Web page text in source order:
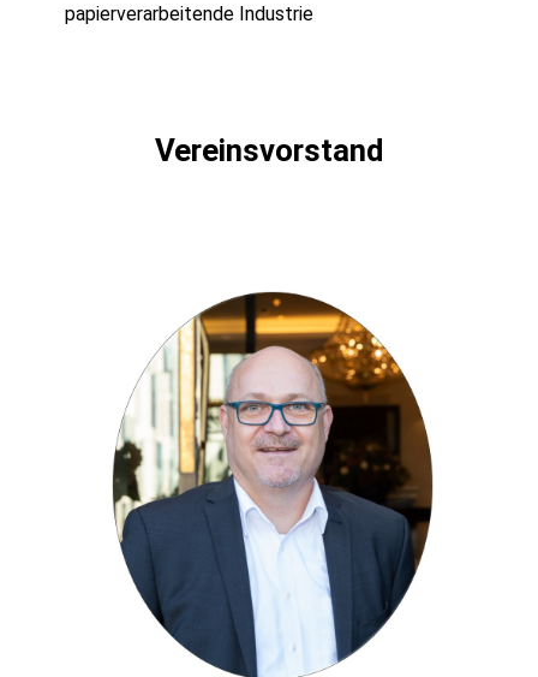
papierverarbeitende Industrie
Vereinsvorstand